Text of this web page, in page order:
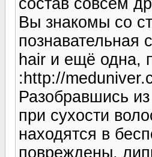
Вы знакомы со
познавательная
hair и ещё одна,
:http://
Разобравшись
при сухости
находятся в
повреждены,